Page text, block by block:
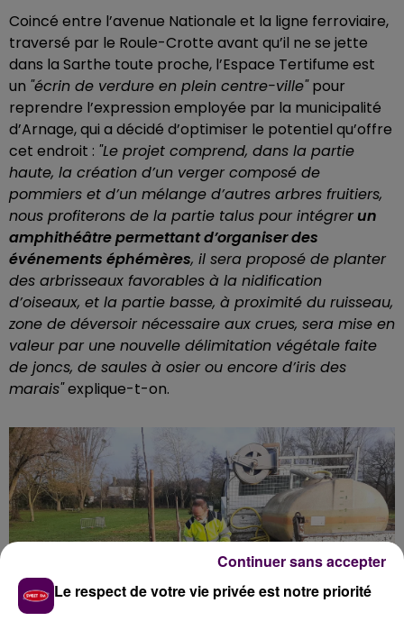
Coincé entre l’avenue Nationale et la ligne ferroviaire,
traversé par le Roule-Crotte avant qu’il ne se jette
dans la Sarthe toute proche, l’Espace Tertifume est
un "écrin de verdure en plein centre-ville"pour
reprendre l’expression employée par la municipalité
d’Arnage, qui a décidé d’optimiser le potentiel qu’offre
cet endroit : "Le projet comprend, dans la partie
haute, la création d’un verger composé de
pommiers et d’un mélange d’autres arbres fruitiers,
nous profiterons de la partie talus pour intégrer un
amphithéâtre permettant d’organiser des
événements éphémères, il sera proposé de planter
des arbrisseaux favorables à la nidification
d’oiseaux, et la partie basse, à proximité du ruisseau,
zone de déversoir nécessaire aux crues, sera mise en
valeur par une nouvelle délimitation végétale faite
de joncs, de saules à osier ou encore d’iris des
marais"explique-t-on.
Le respect de votre vie privée est notre priorité
Continuer sans accepter